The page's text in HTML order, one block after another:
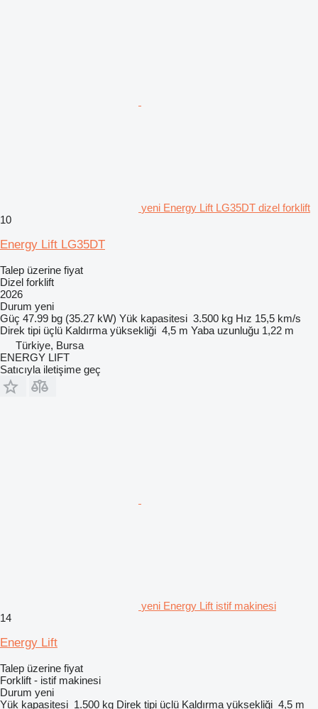
yeni Energy Lift LG35DT dizel forklift
10
Energy Lift LG35DT
Talep üzerine fiyat
Dizel forklift
2026
Durum yeni
Güç 47.99 bg (35.27 kW) Yük kapasitesi 3.500 kg Hız 15,5 km/s
Direk tipi üçlü Kaldırma yüksekliği 4,5 m Yaba uzunluğu 1,22 m
Türkiye, Bursa
ENERGY LIFT
Satıcıyla iletişime geç
yeni Energy Lift istif makinesi
14
Energy Lift
Talep üzerine fiyat
Forklift - istif makinesi
Durum yeni
Yük kapasitesi 1.500 kg Direk tipi üçlü Kaldırma yüksekliği 4,5 m